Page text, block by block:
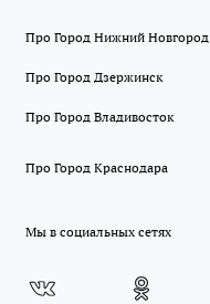
Про Город Нижний Новгород
Про Город Дзержинск
Про Город Владивосток
Про Город Краснодара
Мы в социальных сетях